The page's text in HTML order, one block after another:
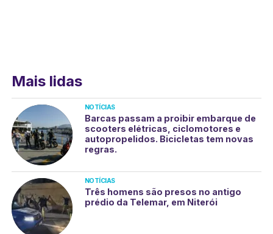
Mais lidas
NOTÍCIAS
Barcas passam a proibir embarque de
scooters elétricas, ciclomotores e
autopropelidos. Bicicletas tem novas
regras.
NOTÍCIAS
Três homens são presos no antigo
prédio da Telemar, em Niterói